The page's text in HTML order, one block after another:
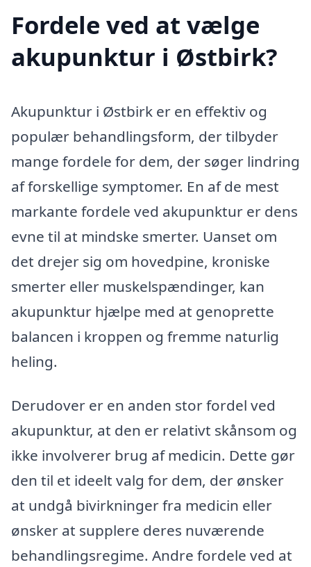
Fordele ved at vælge
akupunktur i Østbirk?
Akupunktur i Østbirk er en effektiv og
populær behandlingsform, der tilbyder
mange fordele for dem, der søger lindring
af forskellige symptomer. En af de mest
markante fordele ved akupunktur er dens
evne til at mindske smerter. Uanset om
det drejer sig om hovedpine, kroniske
smerter eller muskelspændinger, kan
akupunktur hjælpe med at genoprette
balancen i kroppen og fremme naturlig
heling.
Derudover er en anden stor fordel ved
akupunktur, at den er relativt skånsom og
ikke involverer brug af medicin. Dette gør
den til et ideelt valg for dem, der ønsker
at undgå bivirkninger fra medicin eller
ønsker at supplere deres nuværende
behandlingsregime. Andre fordele ved at